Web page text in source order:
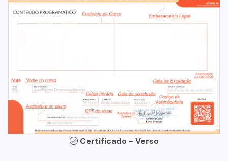
Certificado - Verso